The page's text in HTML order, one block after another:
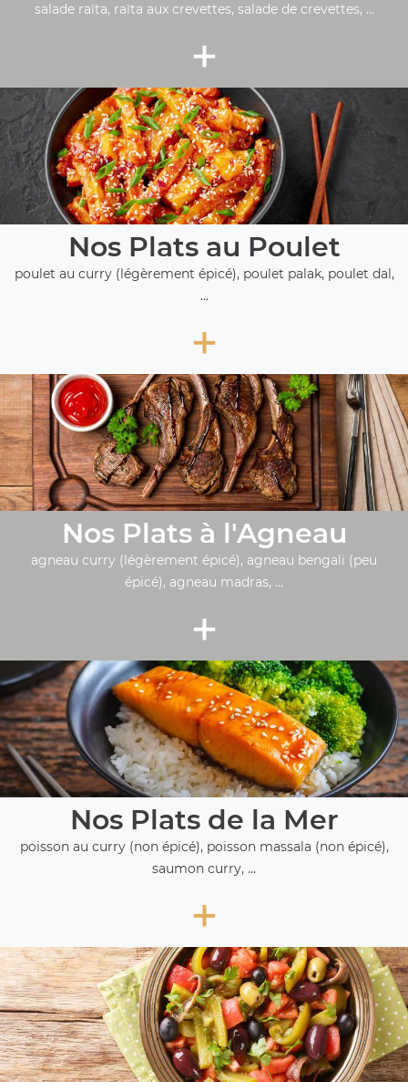
salade raïta, raïta aux crevettes, salade de crevettes, ...
+
Nos Plats au Poulet
poulet au curry (légèrement épicé), poulet palak, poulet dal,
...
+
Nos Plats à l'Agneau
agneau curry (légèrement épicé), agneau bengali (peu
épicé), agneau madras, ...
+
Nos Plats de la Mer
poisson au curry (non épicé), poisson massala (non épicé),
saumon curry, ...
+